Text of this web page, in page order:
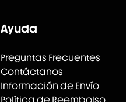
Ayuda
Preguntas Frecuentes
Contáctanos
Información de Envío